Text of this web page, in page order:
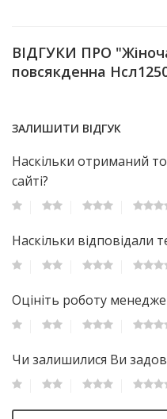
ВІДГУКИ ПРО
повсякденна
ЗАЛИШИТИ ВІДГУК
Наскільки отриманий
сайті?
Наскільки відповідали
Оцініть роботу
Чи залишилися Ви